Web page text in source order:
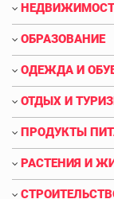
ОБРАЗОВАНИЕ
ОДЕЖДА И
ОТДЫХ И
ПРОДУКТЫ
РАСТЕНИЯ И